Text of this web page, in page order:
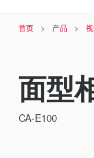
首页 产品
面型
CA-E100